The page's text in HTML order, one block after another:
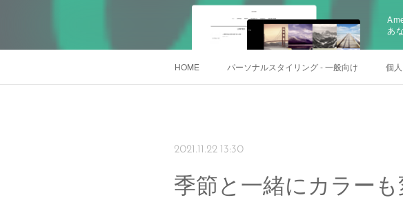
あ
HOME パーソナルスタイリング - 一般向け 個
2021.11.22 13:30
季節と一緒にカラー